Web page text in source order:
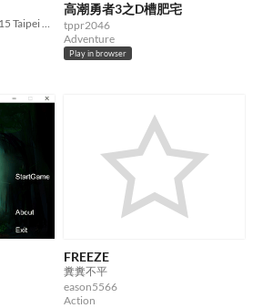
STarT WoRLd_S.W. by KGJ15 Taipei Team 5
高潮勇者3之D槽肥宅
tppr2046
Adventure
Play in browser
FREEZE
糞糞不平
eason5566
Action